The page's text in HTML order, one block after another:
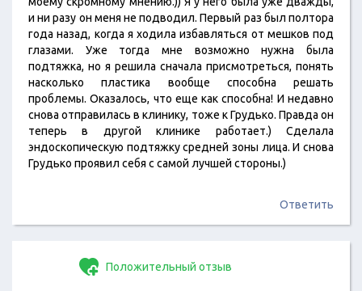
и ни разу он меня не подводил. Первый раз был полтора
года назад, когда я ходила избавляться от мешков под
глазами. Уже тогда мне возможно нужна была
подтяжка, но я решила сначала присмотреться, понять
насколько пластика вообще способна решать
проблемы. Оказалось, что еще как способна! И недавно
снова отправилась в клинику, тоже к Грудько. Правда он
теперь в другой клинике работает.) Сделала
эндоскопическую подтяжку средней зоны лица. И снова
Грудько проявил себя с самой лучшей стороны.)
Ответить
Положительный отзыв